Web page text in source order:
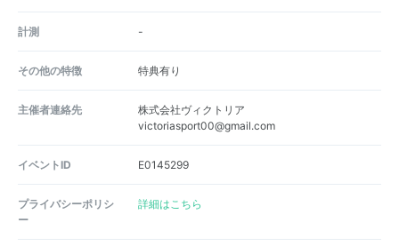
計測 -
その他の特徴 特典有り
主催者連絡先
株式会社ヴィクトリア
victoriasport00@gmail.com
イベントID E0145299
プライバシーポリシ
ー
詳細はこちら